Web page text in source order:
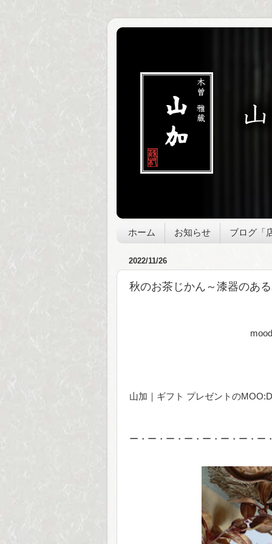
ホーム お知らせ ブログ「
2022/11/26
秋のお茶じかん～漆器のあ
山加｜ギフト プレゼントの
ー・ー・ー・ー・ー・ー・ー・ー